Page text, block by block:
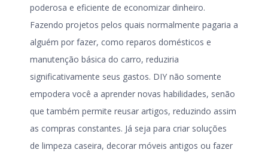
poderosa e eficiente de economizar dinheiro.
Fazendo projetos pelos quais normalmente pagaria a
alguém por fazer, como reparos domésticos e
manutenção básica do carro, reduziria
significativamente seus gastos. DIY não somente
empodera você a aprender novas habilidades, senão
que também permite reusar artigos, reduzindo assim
as compras constantes. Já seja para criar soluções
de limpeza caseira, decorar móveis antigos ou fazer